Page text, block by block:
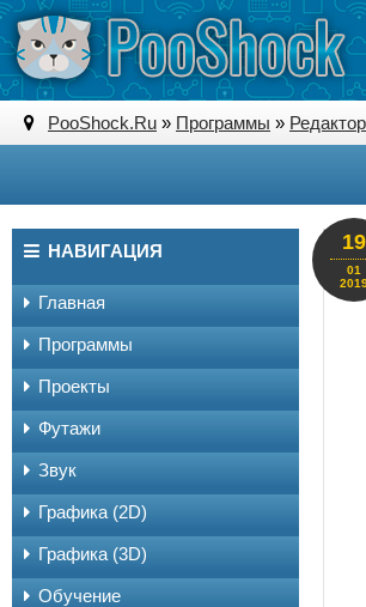
PooShock.Ru » Программы »
19
01
НАВИГАЦИЯ
Главная
Программы
Проекты
Футажи
Звук
Графика (2D)
Графика (3D)
Обучение